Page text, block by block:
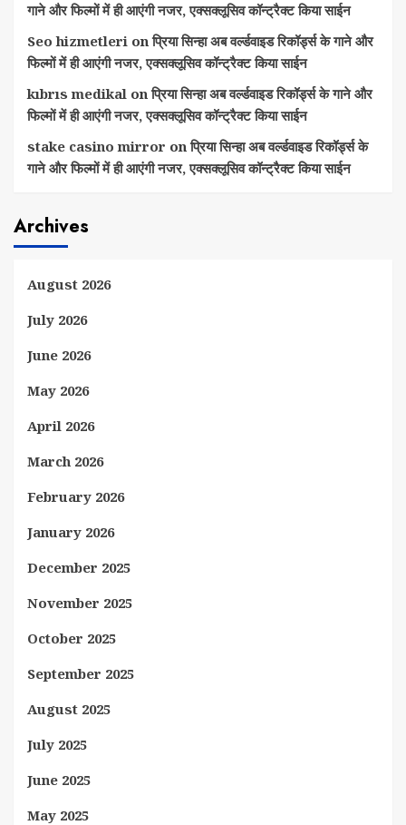
गाने और फिल्मों में ही आएंगी नजर, एक्सक्लूसिव कॉन्ट्रैक्ट किया साईन
Seo hizmetleri onप्रिया सिन्हा अब वर्ल्डवाइड रिकॉर्ड्स के गाने और
फिल्मों में ही आएंगी नजर, एक्सक्लूसिव कॉन्ट्रैक्ट किया साईन
kıbrıs medikal onप्रिया सिन्हा अब वर्ल्डवाइड रिकॉर्ड्स के गाने और
फिल्मों में ही आएंगी नजर, एक्सक्लूसिव कॉन्ट्रैक्ट किया साईन
stake casino mirror onप्रिया सिन्हा अब वर्ल्डवाइड रिकॉर्ड्स के
गाने और फिल्मों में ही आएंगी नजर, एक्सक्लूसिव कॉन्ट्रैक्ट किया साईन
Archives
August 2026
July 2026
June 2026
May 2026
April 2026
March 2026
February 2026
January 2026
December 2025
November 2025
October 2025
September 2025
August 2025
July 2025
June 2025
May 2025